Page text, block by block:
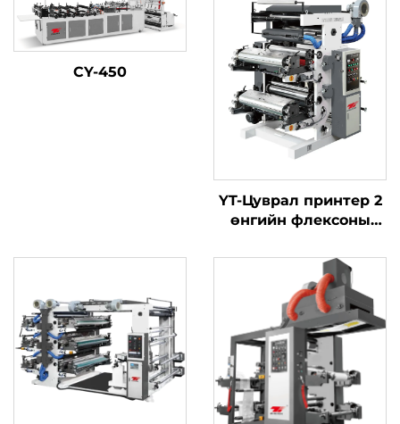
CY-450
YT-Цуврал принтер 2
өнгийн флексоны